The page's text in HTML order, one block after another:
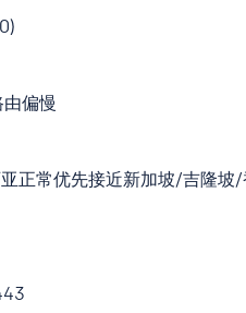
偏慢
正常优先接近新加坡/吉隆坡